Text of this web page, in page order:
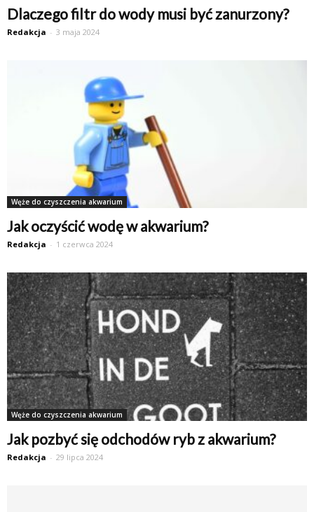
Dlaczego filtr do wody musi być zanurzony?
Redakcja - 3 maja 2024
Węże do czyszczenia akwarium
Jak oczyścić wodę w akwarium?
Redakcja - 1 czerwca 2024
Węże do czyszczenia akwarium
Jak pozbyć się odchodów ryb z akwarium?
Redakcja - 29 lipca 2024